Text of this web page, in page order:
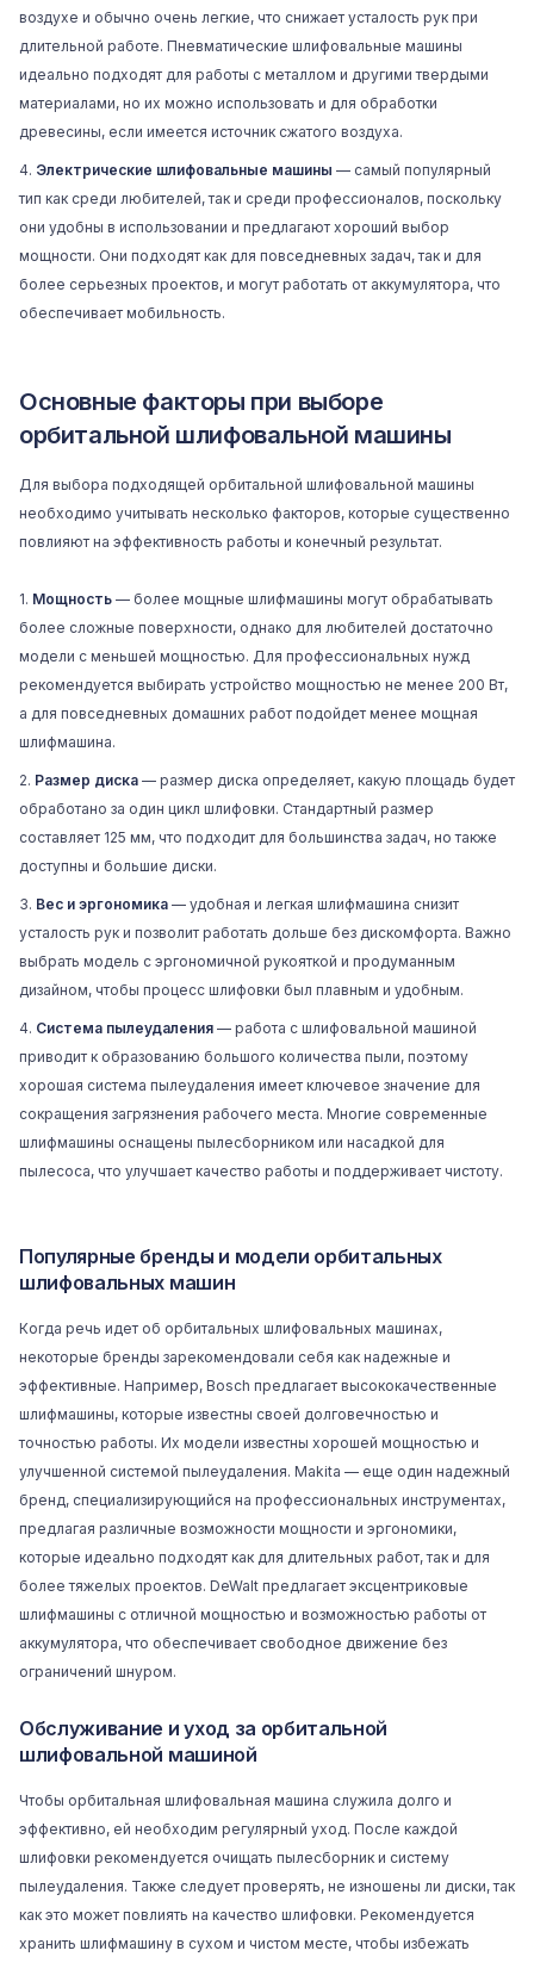
воздухе и обычно очень легкие, что снижает усталость рук при
длительной работе. Пневматические шлифовальные машины
идеально подходят для работы с металлом и другими твердыми
материалами, но их можно использовать и для обработки
древесины, если имеется источник сжатого воздуха.
Электрические шлифовальные машины — самый популярный
тип как среди любителей, так и среди профессионалов, поскольку
они удобны в использовании и предлагают хороший выбор
мощности. Они подходят как для повседневных задач, так и для
более серьезных проектов, и могут работать от аккумулятора, что
обеспечивает мобильность.
Основные факторы при выборе
орбитальной шлифовальной машины
Для выбора подходящей орбитальной шлифовальной машины
необходимо учитывать несколько факторов, которые существенно
повлияют на эффективность работы и конечный результат.
Мощность — более мощные шлифмашины могут обрабатывать
более сложные поверхности, однако для любителей достаточно
модели с меньшей мощностью. Для профессиональных нужд
рекомендуется выбирать устройство мощностью не менее 200 Вт,
а для повседневных домашних работ подойдет менее мощная
шлифмашина.
Размер диска — размер диска определяет, какую площадь будет
обработано за один цикл шлифовки. Стандартный размер
составляет 125 мм, что подходит для большинства задач, но также
доступны и большие диски.
Вес и эргономика — удобная и легкая шлифмашина снизит
усталость рук и позволит работать дольше без дискомфорта. Важно
выбрать модель с эргономичной рукояткой и продуманным
дизайном, чтобы процесс шлифовки был плавным и удобным.
Система пылеудаления — работа с шлифовальной машиной
приводит к образованию большого количества пыли, поэтому
хорошая система пылеудаления имеет ключевое значение для
сокращения загрязнения рабочего места. Многие современные
шлифмашины оснащены пылесборником или насадкой для
пылесоса, что улучшает качество работы и поддерживает чистоту.
Популярные бренды и модели орбитальных
шлифовальных машин
Когда речь идет об орбитальных шлифовальных машинах,
некоторые бренды зарекомендовали себя как надежные и
эффективные. Например, Bosch предлагает высококачественные
шлифмашины, которые известны своей долговечностью и
точностью работы. Их модели известны хорошей мощностью и
улучшенной системой пылеудаления. Makita — еще один надежный
бренд, специализирующийся на профессиональных инструментах,
предлагая различные возможности мощности и эргономики,
которые идеально подходят как для длительных работ, так и для
более тяжелых проектов. DeWalt предлагает эксцентриковые
шлифмашины с отличной мощностью и возможностью работы от
аккумулятора, что обеспечивает свободное движение без
ограничений шнуром.
Обслуживание и уход за орбитальной
шлифовальной машиной
Чтобы орбитальная шлифовальная машина служила долго и
эффективно, ей необходим регулярный уход. После каждой
шлифовки рекомендуется очищать пылесборник и систему
пылеудаления. Также следует проверять, не изношены ли диски, так
как это может повлиять на качество шлифовки. Рекомендуется
хранить шлифмашину в сухом и чистом месте, чтобы избежать